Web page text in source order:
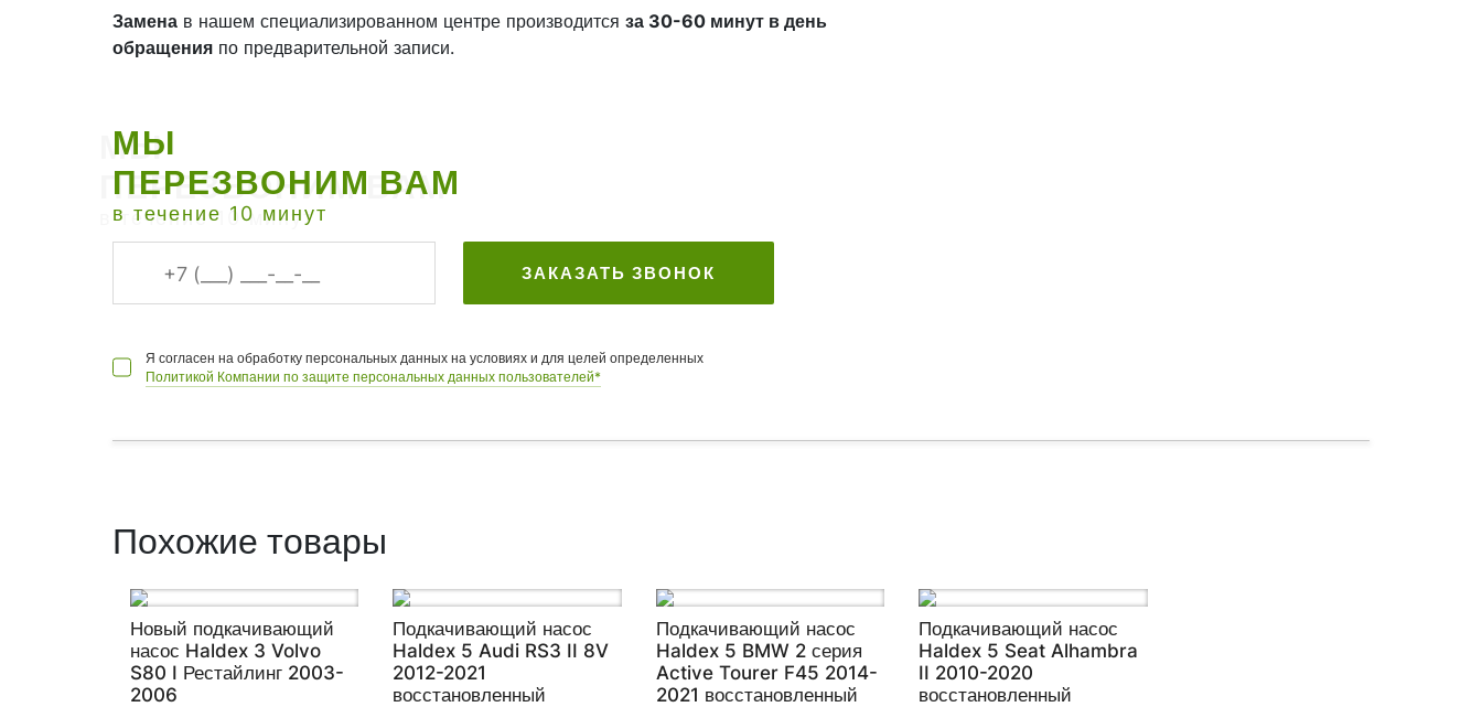
Замена в нашем специализированном центре производится за 30-60 минут в день
обращения по предварительной записи.
МЫ
ПЕРЕЗВОНИМ ВАМ
в течение 10 минут
ЗАКАЗАТЬ ЗВОНОК
Я согласен на обработку персональных данных на условиях и для целей определенных
Политикой Компании по защите персональных данных пользователей*
Похожие товары
Новый подкачивающий
насос Haldex 3 Volvo
S80 I Рестайлинг 2003-
2006
Подкачивающий насос
Haldex 5 Audi RS3 II 8V
2012-2021
восстановленный
Подкачивающий насос
Haldex 5 BMW 2 серия
Active Tourer F45 2014-
2021 восстановленный
Подкачивающий насос
Haldex 5 Seat Alhambra
II 2010-2020
восстановленный